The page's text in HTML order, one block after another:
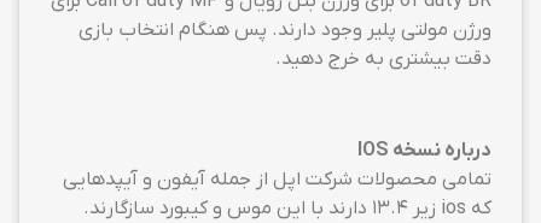
ورژن مولتی پلیر وجود دارند. پس هنگام انتخاب بازی
دقت بیشتری به خرج دهید.
درباره نسخه IOS
تمامی محصولات شرکت اپل از جمله آیفون و آیپدهایی
که ios زیر ۱۳.۴ دارند با این موس و کیبورد سازگارند.